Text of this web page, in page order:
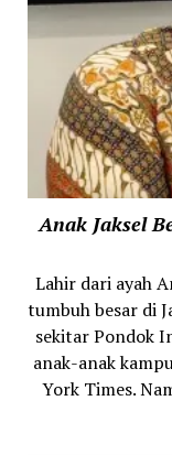
Anak Jaksel
Lahir dari ayah
tumbuh besar di
sekitar Pondok
anak-anak
York Times.